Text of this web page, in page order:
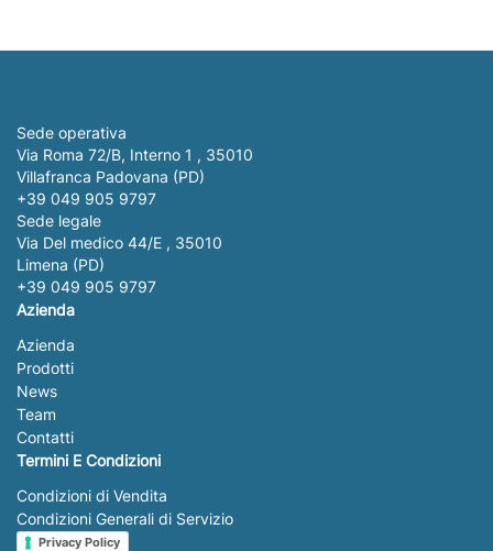
Sede operativa
Via Roma 72/B, Interno 1 , 35010
Villafranca Padovana (PD)
+39 049 905 9797
Sede legale
Via Del medico 44/E , 35010
Limena (PD)
+39 049 905 9797
Azienda
Azienda
Prodotti
News
Team
Contatti
Termini E Condizioni
Condizioni di Vendita
Condizioni Generali di Servizio
Privacy Policy